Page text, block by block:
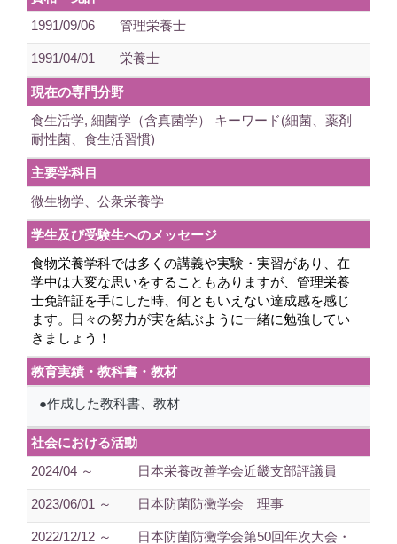
1991/09/06
管理栄養士
1991/04/01 栄養士
現在の専門分野
食生活学, 細菌学（含真菌学） キーワード(細菌、薬剤
耐性菌、食生活習慣)
主要学科目
微生物学、公衆栄養学
学生及び受験生へのメッセージ
食物栄養学科では多くの講義や実験・実習があり、在
学中は大変な思いをすることもありますが、管理栄養
士免許証を手にした時、何ともいえない達成感を感じ
ます。日々の努力が実を結ぶように一緒に勉強してい
きましょう！
教育実績・教科書・教材
●作成した教科書、教材
社会における活動
2024/04 ～
日本栄養改善学会近畿支部評議員
2023/06/01 ～ 日本防菌防黴学会 理事
2022/12/12 ～ 日本防菌防黴学会第50回年次大会・